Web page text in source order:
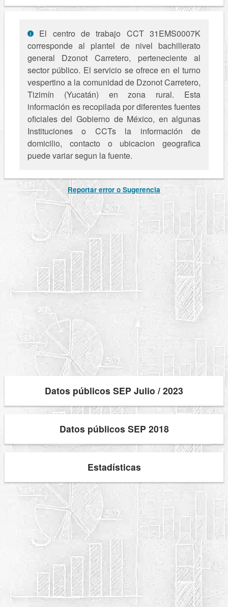
El centro de trabajo CCT 31EMS0007K
corresponde al plantel de nivel bachillerato
general Dzonot Carretero, perteneciente al
sector público. El servicio se ofrece en el turno
vespertino a la comunidad de Dzonot Carretero,
Tizimín (Yucatán) en zona rural. Esta
información es recopilada por diferentes fuentes
oficiales del Gobierno de México, en algunas
Instituciones o CCTs la información de
domicilio, contacto o ubicacion geografica
puede variar segun la fuente.
Reportar error o Sugerencia
Datos públicos SEP Julio / 2023
Datos públicos SEP 2018
Estadísticas